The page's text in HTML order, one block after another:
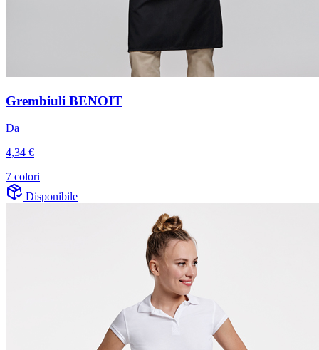
Grembiuli BENOIT
Da
4,34 €
7 colori
Disponibile